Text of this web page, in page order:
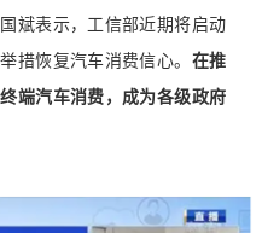
斌表示，工信部近期将启动
措恢复汽车消费信心。 在推
端汽车消费，成为各级政府